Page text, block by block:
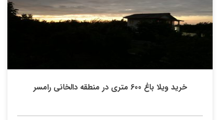
خرید ویلا باغ 600 متری در منطقه دالخانی رامسر